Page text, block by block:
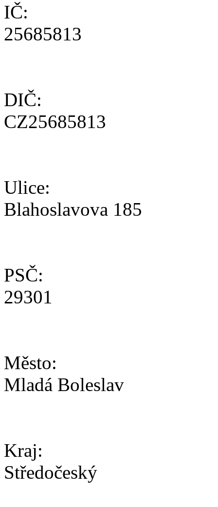
IČ:
25685813
DIČ:
CZ25685813
Ulice:
Blahoslavova 185
PSČ:
29301
Město:
Mladá Boleslav
Kraj:
Středočeský